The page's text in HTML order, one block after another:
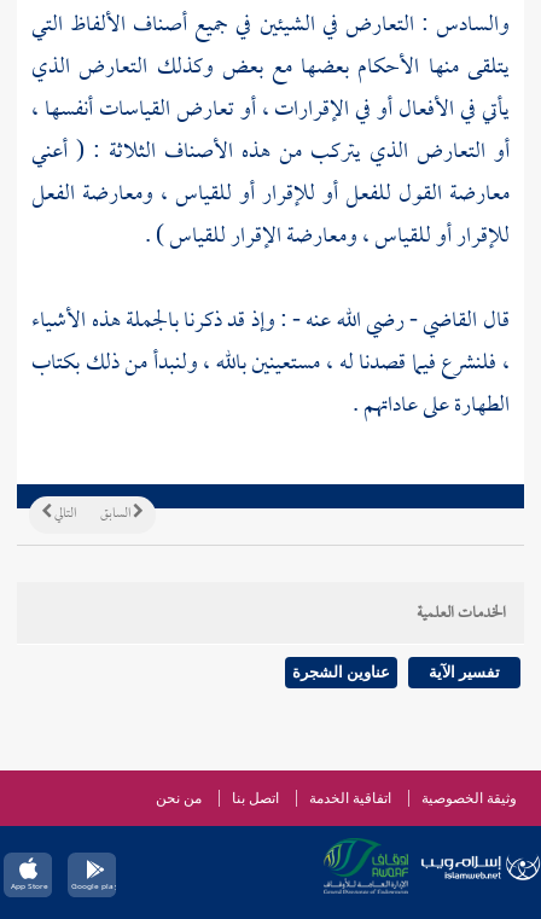
والسادس : التعارض في الشيئين في جميع أصناف الألفاظ التي
يتلقى منها الأحكام بعضها مع بعض وكذلك التعارض الذي
يأتي في الأفعال أو في الإقرارات ، أو تعارض القياسات أنفسها ،
أو التعارض الذي يتركب من هذه الأصناف الثلاثة : ( أعني
معارضة القول للفعل أو للإقرار أو للقياس ، ومعارضة الفعل
للإقرار أو للقياس ، ومعارضة الإقرار للقياس ) .
قال القاضي - رضي الله عنه - : وإذ قد ذكرنا بالجملة هذه الأشياء
، فلنشرع فيما قصدنا له ، مستعينين بالله ، ولنبدأ من ذلك بكتاب
الطهارة على عاداتهم .
التالي السابق
الخدمات العلمية
تفسير الآية عناوين الشجرة
وثيقة الخصوصية اتفاقية الخدمة اتصل بنا من نحن